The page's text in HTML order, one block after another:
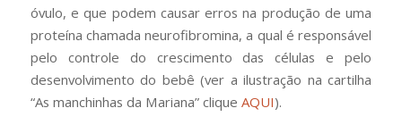
óvulo, e que podem causar erros na produção de uma
proteína chamada neurofibromina, a qual é responsável
pelo controle do crescimento das células e pelo
desenvolvimento do bebê (ver a ilustração na cartilha
“As manchinhas da Mariana” clique AQUI).